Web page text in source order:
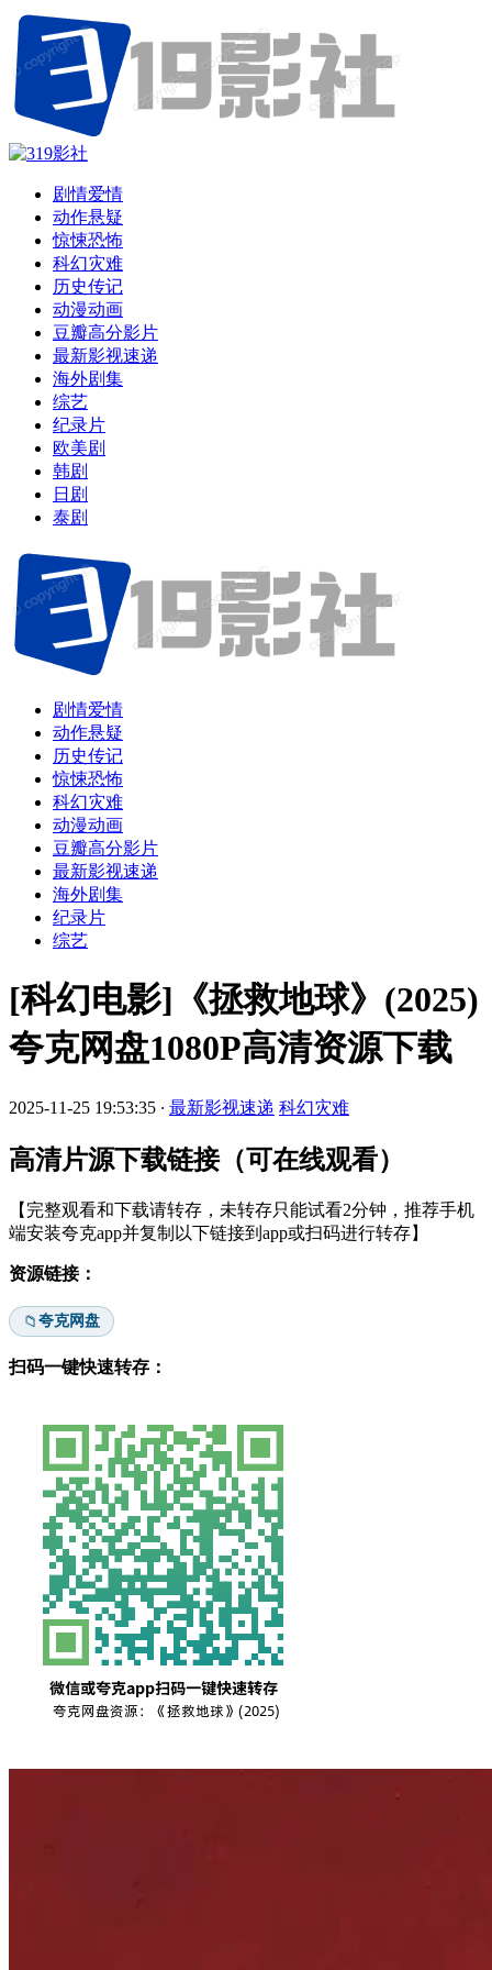
剧情爱情
动作悬疑
惊悚恐怖
科幻灾难
历史传记
动漫动画
豆瓣高分影片
最新影视速递
海外剧集
综艺
纪录片
欧美剧
韩剧
日剧
泰剧
剧情爱情
动作悬疑
历史传记
惊悚恐怖
科幻灾难
动漫动画
豆瓣高分影片
最新影视速递
海外剧集
纪录片
综艺
[科幻电影]《拯救地球》(2025)
夸克网盘1080P高清资源下载
2025-11-25 19:53:35 · 最新影视速递 科幻灾难
高清片源下载链接（可在线观看）
【完整观看和下载请转存，未转存只能试看2分钟，推荐手机
端安装夸克app并复制以下链接到app或扫码进行转存】
资源链接：
📁夸克网盘
扫码一键快速转存：